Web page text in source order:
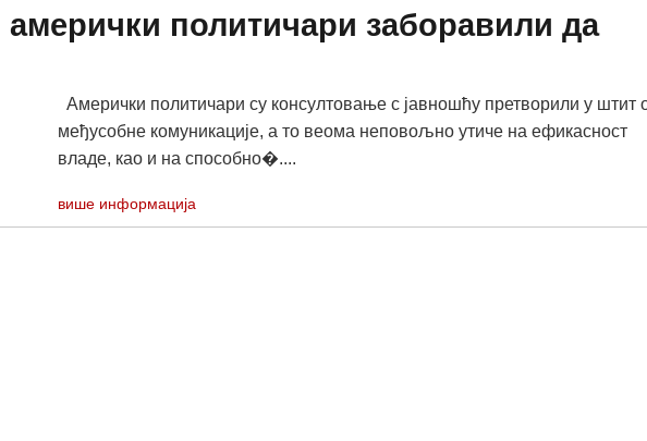
амерички политичари заборавили да
Амерички политичари су консултовање с јавношћу претворили у штит
међусобне комуникације, а то веома неповољно утиче на ефикасност
владе, као и на способно�....
више информација